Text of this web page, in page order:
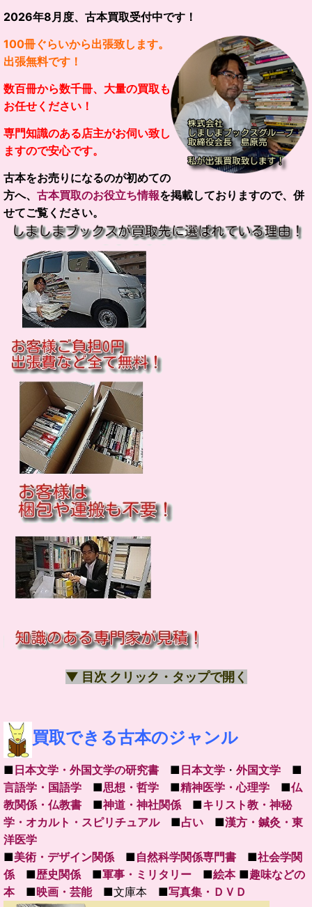
2026年8 月度、古本買取受付中です！
100冊ぐらいから出張致します。
出張無料です！
数百冊から数千冊、大量の買取も
お任せください！
専門知識のある店主がお伺い致し
ますので安心です。
古本をお売りになるのが初めての
方へ、 古本買取のお役立ち情報を掲載しておりますので、併
せてご覧ください。
▼ 目次 クリック・タップで開く
買取できる古本のジャンル
■日本文学・外国文学の研究書 ■日本文学 ・ 外国文学 ■
言語学・国語学 ■思想・哲学 ■精神医学・心理学 ■仏
教関係・仏教書 ■神道・神社関係 ■キリスト教・神秘
学・オカルト・スピリチュアル■占い ■漢方・鍼灸・東
洋医学
■美術・デザイン関係 ■自然科学関係専門書 ■社会学関
係 ■歴史関係 ■軍事・ミリタリー ■絵本■趣味などの
本■映画・芸能■文庫本 ■写真集・ＤＶＤ